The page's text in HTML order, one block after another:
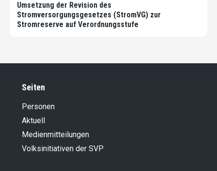
Umsetzung der Revision des
Stromversorgungsgesetzes (StromVG) zur
Stromreserve auf Verordnungsstufe
Seiten
Personen
Aktuell
Medienmitteilungen
Volksinitiativen der SVP